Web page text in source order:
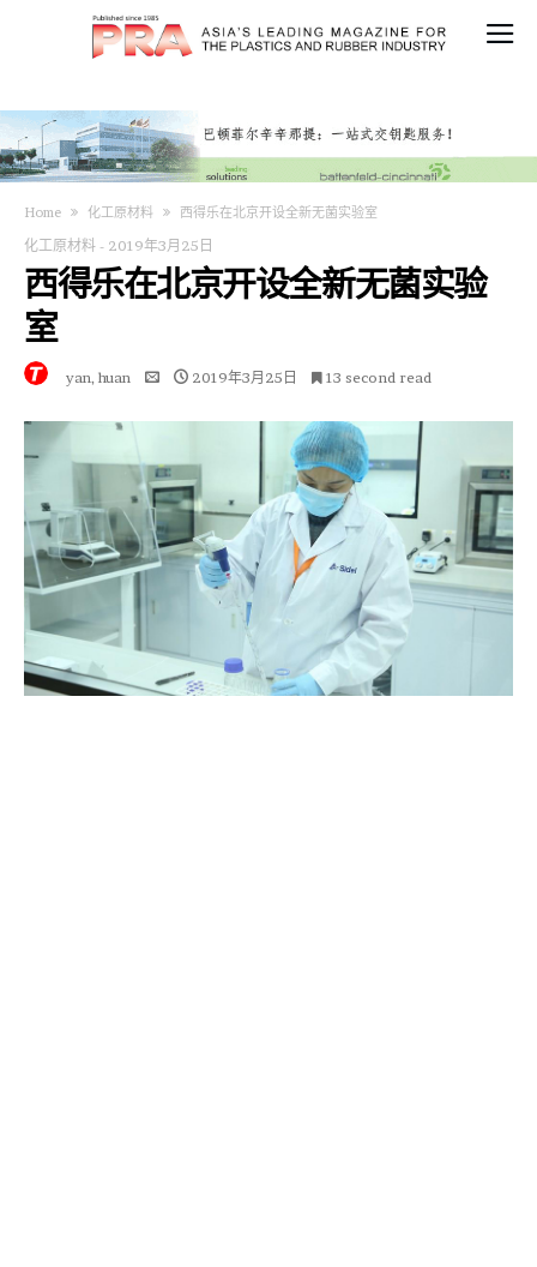
Home 化工原材料 西得乐在北京开设全新无菌实验室
化工原材料 - 2019年3月25日
西得乐在北京开设全新无菌实验
室
yan, huan 2019年3月25日 13 second read